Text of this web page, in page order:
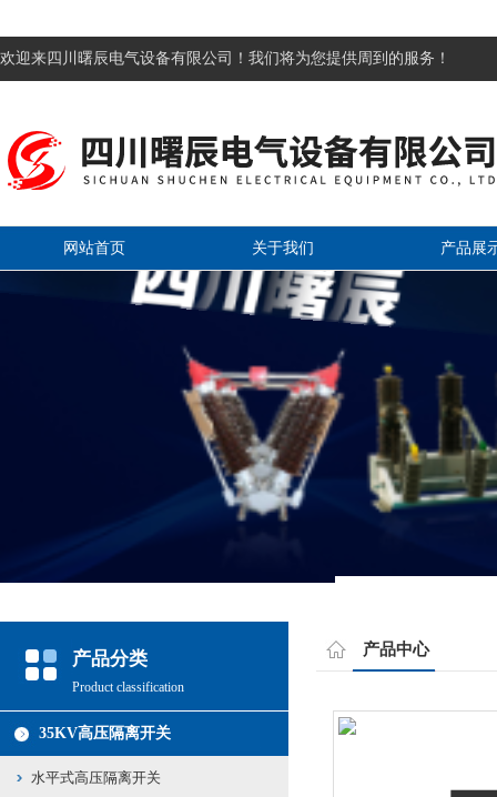
欢迎来四川曙辰电气设备有限公司！我们将为您提供周到的服务！
网站首页 关于我们 产品展
产品分类
Product classification
35KV高压隔离开关
水平式高压隔离开关
产品中心